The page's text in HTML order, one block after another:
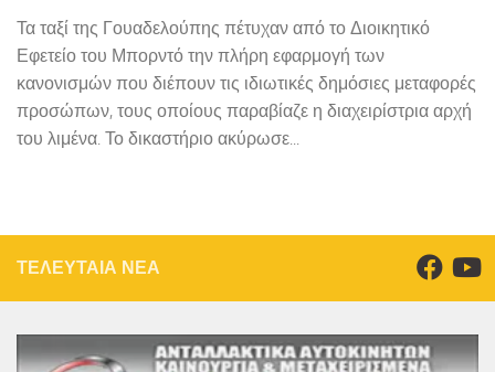
Τα ταξί της Γουαδελούπης πέτυχαν από το Διοικητικό
Εφετείο του Μπορντό την πλήρη εφαρμογή των
κανονισμών που διέπουν τις ιδιωτικές δημόσιες μεταφορές
προσώπων, τους οποίους παραβίαζε η διαχειρίστρια αρχή
του λιμένα. Το δικαστήριο ακύρωσε...
ΤΕΛΕΥΤΑΙΑ ΝΕΑ